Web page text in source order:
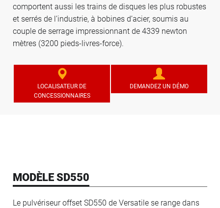
comportent aussi les trains de disques les plus robustes
et serrés de l’industrie, à bobines d’acier, soumis au
couple de serrage impressionnant de 4339 newton
mètres (3200 pieds-livres-force).
LOCALISATEUR DE
CONCESSIONNAIRES
DEMANDEZ UN DÉMO
MODÈLE SD550
Le pulvériseur offset SD550 de Versatile se range dans